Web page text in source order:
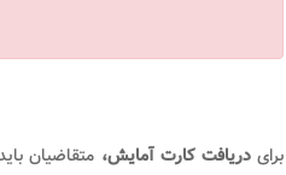
برایدریافت کارت آمایش، متقاضیان